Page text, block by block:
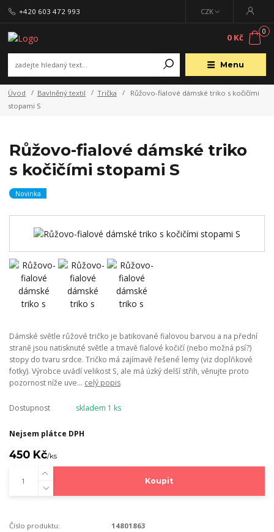
Menu
CZK
+420 603 472 993
0
0 Kč
Úvod Bavlněný textil Trička
Růžovo-fialové dámské triko s kočičími
stopami S
Růžovo-fialové dámské triko
s kočičími stopami S
Novinka
Dámské světle růžové tričko je batikované fialovou barvou a na přední
straně jsou natisknuté světle a tmavě fialové kočičí (nebo možná psí?)
stopy do tvaru srdce. Tričko má zajímavě řešené lemy (viz doplňkové
fotky). Výrobce uvádí velikost S, ale má úzký delší střih, věnujte proto
pozornost níže uve... celý popis
Dostupnost skladem 1 ks
Nejsem plátce DPH
450 Kč/ks
Koupit
Číslo produktu:
14801863